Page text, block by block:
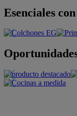
Esenciales